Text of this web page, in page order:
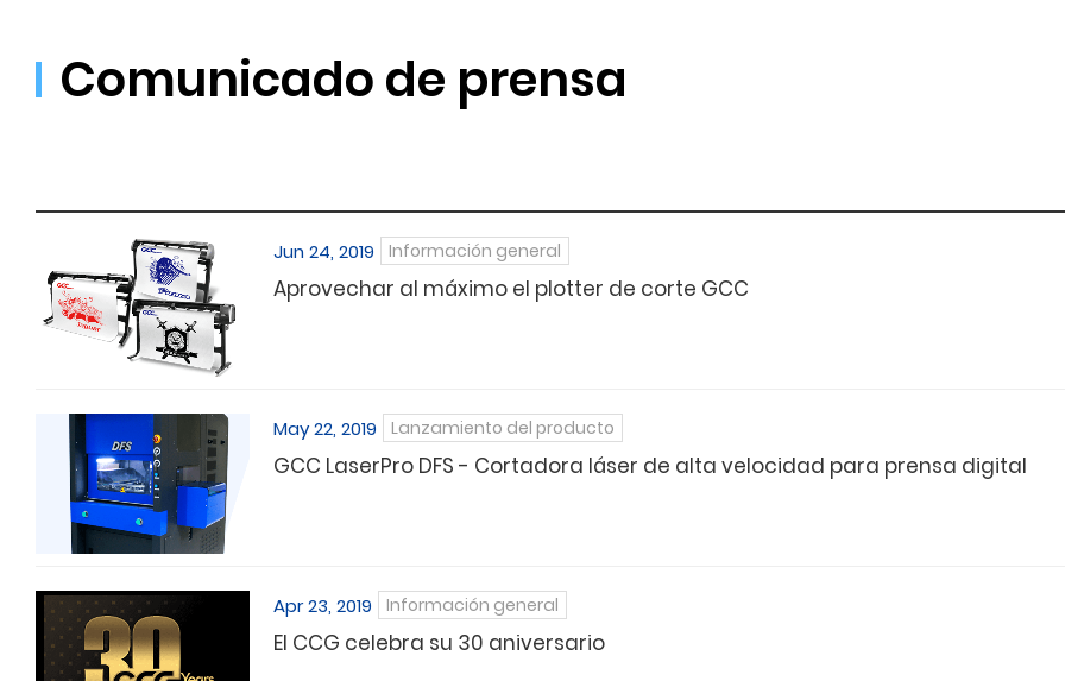
Comunicado de prensa
Jun 24, 2019 Información general
Aprovechar al máximo el plotter de corte GCC
May 22, 2019 Lanzamiento del producto
GCC LaserPro DFS - Cortadora láser de alta velocidad para prensa digital
Apr 23, 2019 Información general
El CCG celebra su 30 aniversario